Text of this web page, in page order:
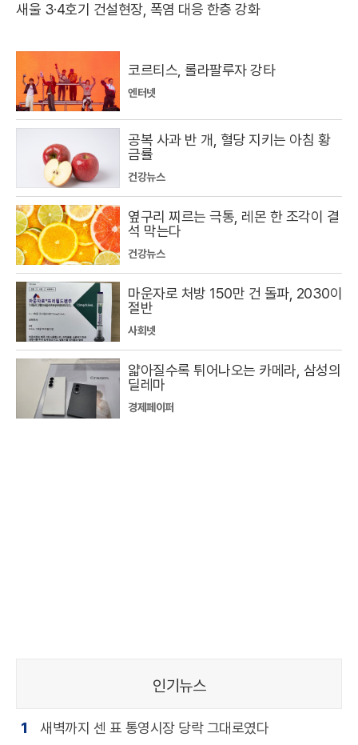
새울 3·4호기 건설현장, 폭염 대응 한층 강화
코르티스, 롤라팔루자 강타
엔터넷
공복 사과 반 개, 혈당 지키는 아침 황
금률
건강뉴스
옆구리 찌르는 극통, 레몬 한 조각이 결
석 막는다
건강뉴스
마운자로 처방 150만 건 돌파, 2030이
절반
사회넷
얇아질수록 튀어나오는 카메라, 삼성의
딜레마
경제페이퍼
인기뉴스
1 새벽까지 센 표 통영시장 당락 그대로였다